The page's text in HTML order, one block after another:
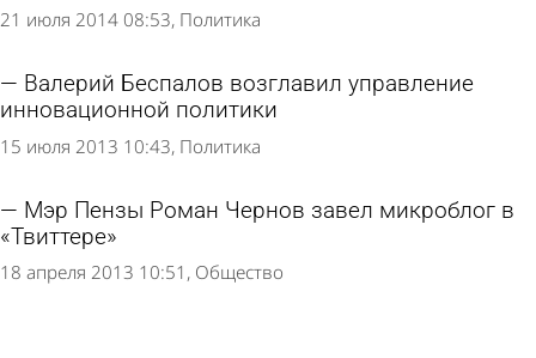
21 июля 2014 08:53 Политика
Валерий Беспалов возглавил управление
инновационной политики
15 июля 2013 10:43 Политика
Мэр Пензы Роман Чернов завел микроблог в
«Твиттере»
18 апреля 2013 10:51 Общество